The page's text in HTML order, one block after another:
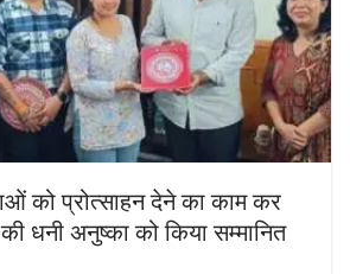
को प्रोत्साहन देने का काम कर
धनी अनुष्का को किया सम्मानित